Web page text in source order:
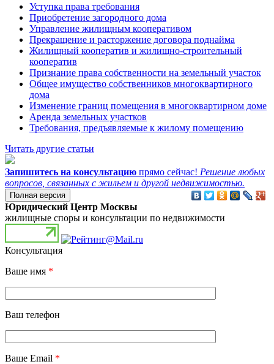
Уступка права требования
Приобретение загородного дома
Управление жилищным кооперативом
Прекращение и расторжение договора поднайма
Жилищный кооператив и жилищно-строительный
кооператив
Признание права собственности на земельный участок
Общее имущество собственников многоквартирного
дома
Изменение границ помещения в многоквартирном доме
Аренда земельных участков
Требования, предъявляемые к жилому помещению
Читать другие статьи
Запишитесь на консультацию прямо сейчас! Решение любых
вопросов, связанных с жильем и другой недвижимостью.
Юридический Центр Москвы
жилищные споры и консультации по недвижимости
Консультация
Ваше имя *
Ваш телефон
Ваше Email *